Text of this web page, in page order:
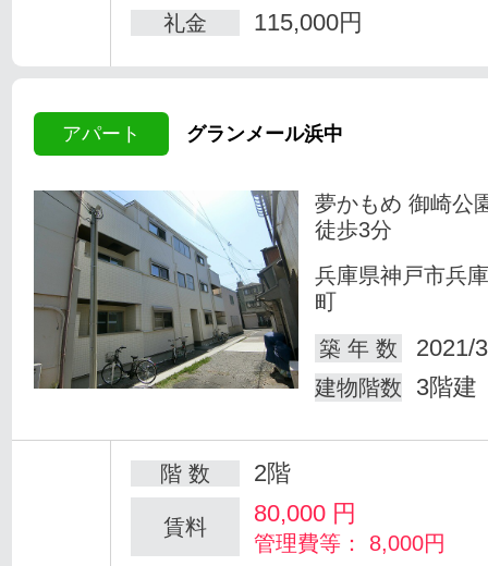
礼金 115,000円
アパート グランメール浜中
夢かもめ 御崎公
徒歩3分
兵庫県神戸市兵
町
築 年 数
2021/
建物階数 3階建
階 数 2階
賃料 80,000 円
管理費等： 8,000円